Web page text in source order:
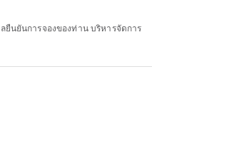
นยันการจองของท่าน บริหารจัดการ